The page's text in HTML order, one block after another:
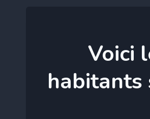
Voici
habitants